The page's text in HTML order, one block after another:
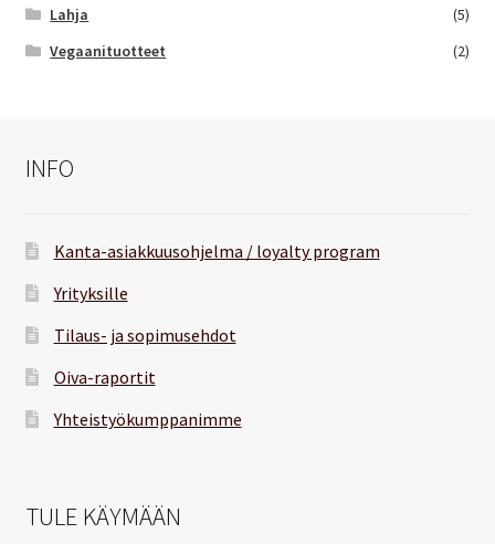
Lahja
(5)
Vegaanituotteet
(2)
INFO
Kanta-asiakkuusohjelma / loyalty program
Yrityksille
Tilaus- ja sopimusehdot
Oiva-raportit
Yhteistyökumppanimme
TULE KÄYMÄÄN